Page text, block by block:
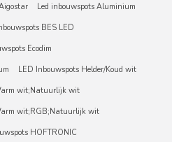
Led inbouwspots Aluminium
BES LED
Ecodim
LED Inbouwspots Helder/Koud wit
wit;Natuurlijk wit
wit;RGB;Natuurlijk wit
HOFTRONIC